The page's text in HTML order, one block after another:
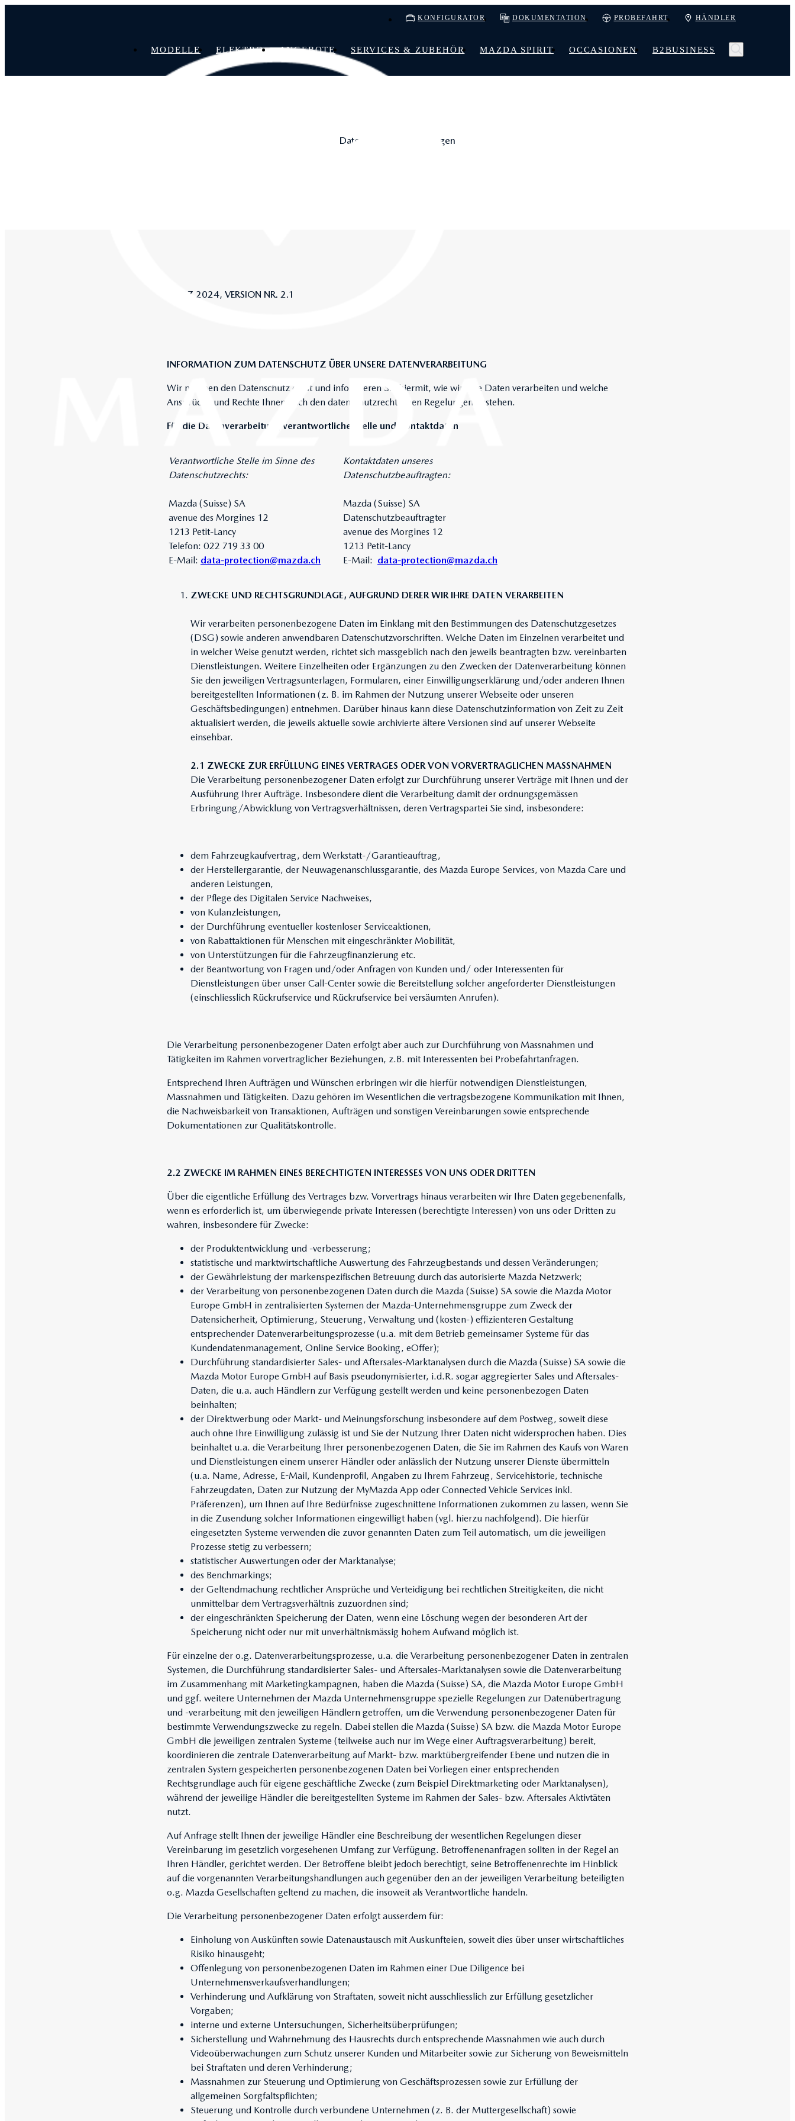
KONFIGURATOR DOKUMENTATION PROBEFAHRT HÄNDLER
MODELLE ELEKTRO ANGEBOTE SERVICES & ZUBEHÖR MAZDA SPIRIT OCCASIONEN B2BUSINESS
Datenschutzbestimmungen
MÄRZ 2024, VER­SI­ON NR. 2.1
INFORMATION ZUM DATENSCHUTZ ÜBER UNSERE DATENVERARBEITUNG
Wir nehmen den Datenschutz ernst und informieren Sie hiermit, wie wir Ihre Daten verarbeiten und welche
Ansprüche und Rechte Ihnen nach den datenschutzrechtlichen Regelungen zustehen.
Für die Datenverarbeitung verantwortliche Stelle und Kontaktdaten
Verantwortliche Stelle im Sinne des
Datenschutzrechts:
Mazda (Suisse) SA
avenue des Morgines 12
1213 Petit-Lancy
Telefon: 022 719 33 00
E-Mail: data-protection@mazda.ch
Kontaktdaten unseres
Datenschutzbeauftragten:
Mazda (Suisse) SA
Datenschutzbeauftragter
avenue des Morgines 12
1213 Petit-Lancy
E-Mail: data-protection@mazda.ch
ZWECKE UND RECHTSGRUNDLAGE, AUFGRUND DERER WIR IHRE DATEN VERARBEITEN
Wir verarbeiten personenbezogene Daten im Einklang mit den Bestimmungen des Datenschutzgesetzes
(DSG) sowie anderen anwendbaren Datenschutzvorschriften. Welche Daten im Einzelnen verarbeitet und
in welcher Weise genutzt werden, richtet sich massgeblich nach den jeweils beantragten bzw. vereinbarten
Dienstleistungen. Weitere Einzelheiten oder Ergänzungen zu den Zwecken der Datenverarbeitung können
Sie den jeweiligen Vertragsunterlagen, Formularen, einer Einwilligungserklärung und/oder anderen Ihnen
bereitgestellten Informationen (z. B. im Rahmen der Nutzung unserer Webseite oder unseren
Geschäftsbedingungen) entnehmen. Darüber hinaus kann diese Datenschutzinformation von Zeit zu Zeit
aktualisiert werden, die jeweils aktuelle sowie archivierte ältere Versionen sind auf unserer Webseite
einsehbar.
2.1 ZWECKE ZUR ERFÜLLUNG EINES VERTRAGES ODER VON VORVERTRAGLICHEN MASSNAHMEN
Die Verarbeitung personenbezogener Daten erfolgt zur Durchführung unserer Verträge mit Ihnen und der
Ausführung Ihrer Aufträge. Insbesondere dient die Verarbeitung damit der ordnungsgemässen
Erbringung/Abwicklung von Vertragsverhältnissen, deren Vertragspartei Sie sind, insbesondere:
dem Fahrzeugkaufvertrag, dem Werkstatt-/Garantieauftrag,
der Herstellergarantie, der Neuwagenanschlussgarantie, des Mazda Europe Services, von Mazda Care und
anderen Leistungen,
der Pflege des Digitalen Service Nachweises,
von Kulanzleistungen,
der Durchführung eventueller kostenloser Serviceaktionen,
von Rabattaktionen für Menschen mit eingeschränkter Mobilität,
von Unterstützungen für die Fahrzeugfinanzierung etc.
der Beantwortung von Fragen und/oder Anfragen von Kunden und/ oder Interessenten für
Dienstleistungen über unser Call-Center sowie die Bereitstellung solcher angeforderter Dienstleistungen
(einschliesslich Rückrufservice und Rückrufservice bei versäumten Anrufen).
Die Verarbeitung personenbezogener Daten erfolgt aber auch zur Durchführung von Massnahmen und
Tätigkeiten im Rahmen vorvertraglicher Beziehungen, z.B. mit Interessenten bei Probefahrtanfragen.
Entsprechend Ihren Aufträgen und Wünschen erbringen wir die hierfür notwendigen Dienstleistungen,
Massnahmen und Tätigkeiten. Dazu gehören im Wesentlichen die vertragsbezogene Kommunikation mit Ihnen,
die Nachweisbarkeit von Transaktionen, Aufträgen und sonstigen Vereinbarungen sowie entsprechende
Dokumentationen zur Qualitätskontrolle.
2.2 ZWECKE IM RAHMEN EINES BERECHTIGTEN INTERESSES VON UNS ODER DRITTEN
Über die eigentliche Erfüllung des Vertrages bzw. Vorvertrags hinaus verarbeiten wir Ihre Daten gegebenenfalls,
wenn es erforderlich ist, um überwiegende private Interessen (berechtigte Interessen) von uns oder Dritten zu
wahren, insbesondere für Zwecke:
der Produktentwicklung und -verbesserung;
statistische und marktwirtschaftliche Auswertung des Fahrzeugbestands und dessen Veränderungen;
der Gewährleistung der markenspezifischen Betreuung durch das autorisierte Mazda Netzwerk;
der Verarbeitung von personenbezogenen Daten durch die Mazda (Suisse) SA sowie die Mazda Motor
Europe GmbH in zentralisierten Systemen der Mazda-Unternehmensgruppe zum Zweck der
Datensicherheit, Optimierung, Steuerung, Verwaltung und (kosten-) effizienteren Gestaltung
entsprechender Datenverarbeitungsprozesse (u.a. mit dem Betrieb gemeinsamer Systeme für das
Kundendatenmanagement, Online Service Booking, eOffer);
Durchführung standardisierter Sales- und Aftersales-Marktanalysen durch die Mazda (Suisse) SA sowie die
Mazda Motor Europe GmbH auf Basis pseudonymisierter, i.d.R. sogar aggregierter Sales und Aftersales-
Daten, die u.a. auch Händlern zur Verfügung gestellt werden und keine personenbezogen Daten
beinhalten;
der Direktwerbung oder Markt- und Meinungsforschung insbesondere auf dem Postweg, soweit diese
auch ohne Ihre Einwilligung zulässig ist und Sie der Nutzung Ihrer Daten nicht widersprochen haben. Dies
beinhaltet u.a. die Verarbeitung Ihrer personenbezogenen Daten, die Sie im Rahmen des Kaufs von Waren
und Dienstleistungen einem unserer Händler oder anlässlich der Nutzung unserer Dienste übermitteln
(u.a. Name, Adresse, E-Mail, Kundenprofil, Angaben zu Ihrem Fahrzeug, Servicehistorie, technische
Fahrzeugdaten, Daten zur Nutzung der MyMazda App oder Connected Vehicle Services inkl.
Präferenzen), um Ihnen auf Ihre Bedürfnisse zugeschnittene Informationen zukommen zu lassen, wenn Sie
in die Zusendung solcher Informationen eingewilligt haben (vgl. hierzu nachfolgend). Die hierfür
eingesetzten Systeme verwenden die zuvor genannten Daten zum Teil automatisch, um die jeweiligen
Prozesse stetig zu verbessern;
statistischer Auswertungen oder der Marktanalyse;
des Benchmarkings;
der Geltendmachung rechtlicher Ansprüche und Verteidigung bei rechtlichen Streitigkeiten, die nicht
unmittelbar dem Vertragsverhältnis zuzuordnen sind;
der eingeschränkten Speicherung der Daten, wenn eine Löschung wegen der besonderen Art der
Speicherung nicht oder nur mit unverhältnismässig hohem Aufwand möglich ist.
Für einzelne der o.g. Datenverarbeitungsprozesse, u.a. die Verarbeitung personenbezogener Daten in zentralen
Systemen, die Durchführung standardisierter Sales- und Aftersales-Marktanalysen sowie die Datenverarbeitung
im Zusammenhang mit Marketingkampagnen, haben die Mazda (Suisse) SA, die Mazda Motor Europe GmbH
und ggf. weitere Unternehmen der Mazda Unternehmensgruppe spezielle Regelungen zur Datenübertragung
und -verarbeitung mit den jeweiligen Händlern getroffen, um die Verwendung personenbezogener Daten für
bestimmte Verwendungszwecke zu regeln. Dabei stellen die Mazda (Suisse) SA bzw. die Mazda Motor Europe
GmbH die jeweiligen zentralen Systeme (teilweise auch nur im Wege einer Auftragsverarbeitung) bereit,
koordinieren die zentrale Datenverarbeitung auf Markt- bzw. marktübergreifender Ebene und nutzen die in
zentralen System gespeicherten personenbezogenen Daten bei Vorliegen einer entsprechenden
Rechtsgrundlage auch für eigene geschäftliche Zwecke (zum Beispiel Direktmarketing oder Marktanalysen),
während der jeweilige Händler die bereitgestellten Systeme im Rahmen der Sales- bzw. Aftersales Aktivtäten
nutzt.
Auf Anfrage stellt Ihnen der jeweilige Händler eine Beschreibung der wesentlichen Regelungen dieser
Vereinbarung im gesetzlich vorgesehenen Umfang zur Verfügung. Betroffenenanfragen sollten in der Regel an
Ihren Händler, gerichtet werden. Der Betroffene bleibt jedoch berechtigt, seine Betroffenenrechte im Hinblick
auf die vorgenannten Verarbeitungshandlungen auch gegenüber den an der jeweiligen Verarbeitung beteiligten
o.g. Mazda Gesellschaften geltend zu machen, die insoweit als Verantwortliche handeln.
Die Verarbeitung personenbezogener Daten erfolgt ausserdem für:
Einholung von Auskünften sowie Datenaustausch mit Auskunfteien, soweit dies über unser wirtschaftliches
Risiko hinausgeht;
Offenlegung von personenbezogenen Daten im Rahmen einer Due Diligence bei
Unternehmensverkaufsverhandlungen;
Verhinderung und Aufklärung von Straftaten, soweit nicht ausschliesslich zur Erfüllung gesetzlicher
Vorgaben;
interne und externe Untersuchungen, Sicherheitsüberprüfungen;
Sicherstellung und Wahrnehmung des Hausrechts durch entsprechende Massnahmen wie auch durch
Videoüberwachungen zum Schutz unserer Kunden und Mitarbeiter sowie zur Sicherung von Beweismitteln
bei Straftaten und deren Verhinderung;
Massnahmen zur Steuerung und Optimierung von Geschäftsprozessen sowie zur Erfüllung der
allgemeinen Sorgfaltspflichten;
Steuerung und Kontrolle durch verbundene Unternehmen (z. B. der Muttergesellschaft) sowie